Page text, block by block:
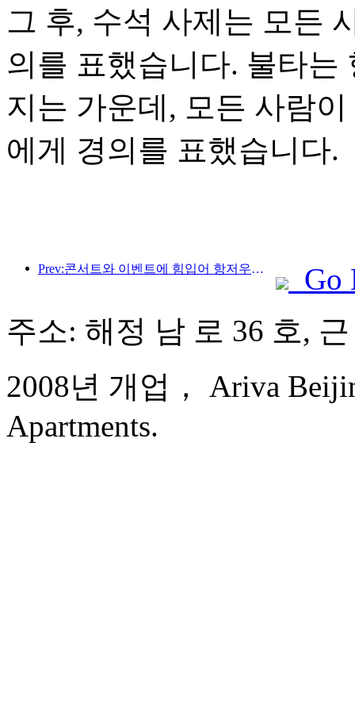
그 후, 수석 사제는 모든
의를 표했습니다. 불타는
지는 가운데, 모든 사람
에게 경의를 표했습니다.
Prev:콘서트와 이벤트에 힘입어 항저우의 호텔 실적은 3월에도 계속 상승할 것으로 예상된다.
Go
주소: 해정 남 로 36 호,
2008년 개업， Ariva
Apartments.